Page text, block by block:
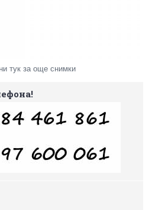
тук за още снимки